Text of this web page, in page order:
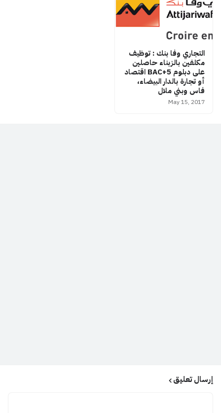
التجاري وفا بنك : توظيف
مكلفين بالزبناء حاصلين
على دبلوم BAC+5 اقتصاد
أو تجارة بالدار البيضاء،
فاس وبني ملال
May 15, 2017
إرسال تعليق